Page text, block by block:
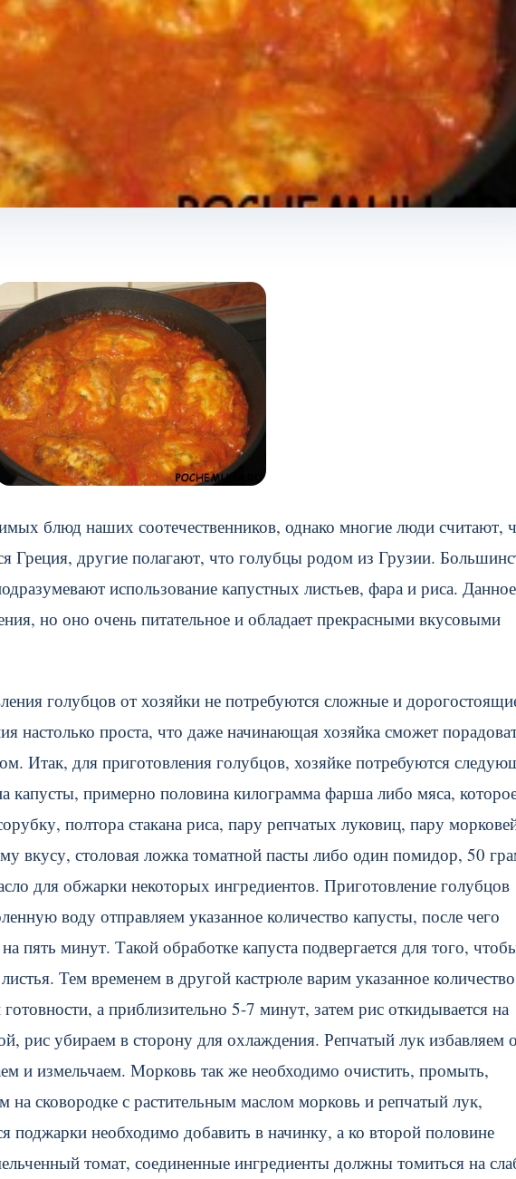
блюд наших соотечественников, однако многие люди считают,
Греция, другие полагают, что голубцы родом из Грузии.
использование капустных листьев, фара и риса. Данное
но оно очень питательное и обладает прекрасными вкусовыми
голубцов от хозяйки не потребуются сложные и
настолько проста, что даже начинающая хозяйка сможет
Итак, для приготовления голубцов, хозяйке потребуются
капусты, примерно половина килограмма фарша либо мяса,
полтора стакана риса, пару репчатых луковиц, пару
вкусу, столовая ложка томатной пасты либо один помидор, 50
для обжарки некоторых ингредиентов. Приготовление голубцов
воду отправляем указанное количество капусты, после чего
пять минут. Такой обработке капуста подвергается для того,
Тем временем в другой кастрюле варим указанное количество
а приблизительно 5-7 минут, затем рис откидывается на
рис убираем в сторону для охлаждения. Репчатый лук избавляем
и измельчаем. Морковь так же необходимо очистить, промыть,
на сковородке с растительным маслом морковь и репчатый лук,
необходимо добавить в начинку, а ко второй половине
томат, соединенные ингредиенты должны томиться на